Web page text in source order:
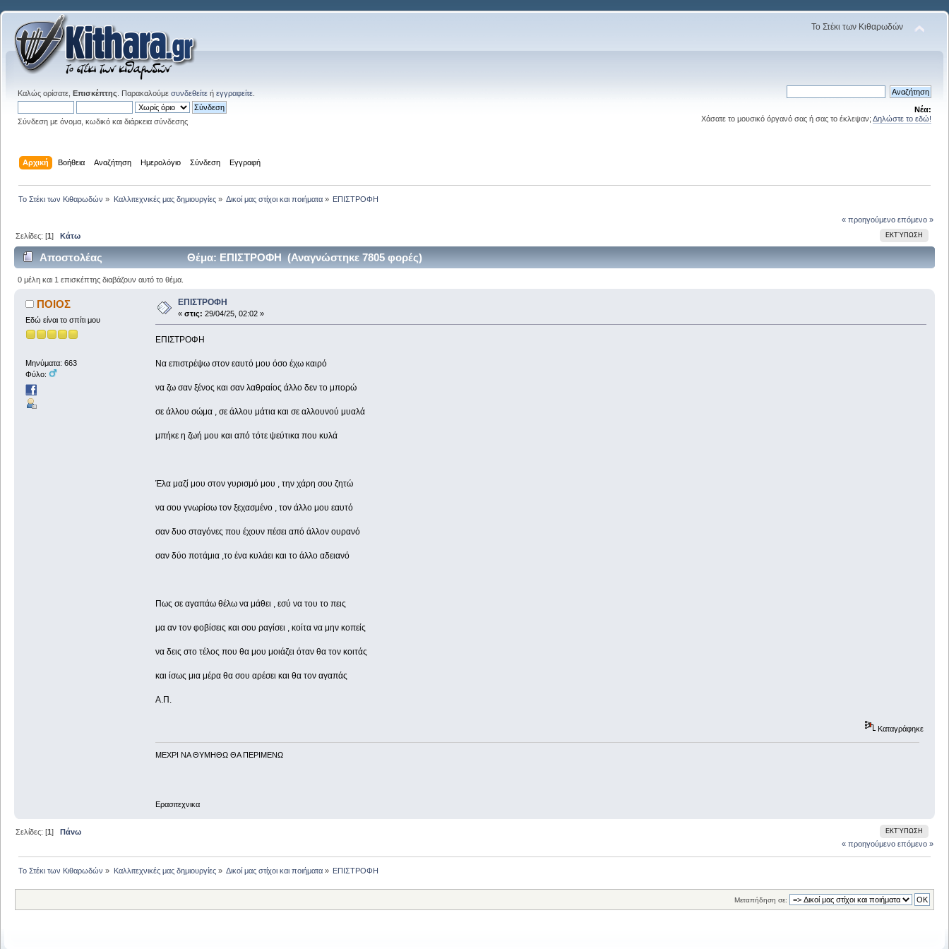
Το Στέκι των Κιθαρωδών
Καλώς ορίσατε, Επισκέπτης . Παρακαλούμε συνδεθείτε ή εγγραφείτε
Σύνδεση με όνομα, κωδικό και διάρκεια σύνδεσης
Νέα:
Χάσατε το μουσικό όργανό σας ή σας το έκλεψαν; Δηλώστε το εδώ!
Αρχική Βοήθεια Αναζήτηση Ημερολόγιο Σύνδεση Εγγραφή
Το Στέκι των Κιθαρωδών » Καλλιτεχνικές μας δημιουργίες» Δικοί μας στίχοι και ποιήματα» ΕΠΙΣΤΡΟΦΗ
« προηγούμενο επόμενο »
ΕΚΤΎΠΩΣΗ
Σελίδες: [1]Κάτω
Αποστολέας Θέμα: ΕΠΙΣΤΡΟΦΗ (Αναγνώστηκε 7805 φορές)
0 μέλη και 1 επισκέπτης διαβάζουν αυτό το θέμα.
ΠΟΙΟΣ
Εδώ είναι το σπίτι μου
Μηνύματα: 663
Φύλο:
ΕΠΙΣΤΡΟΦΗ
« στις: 29/04/25, 02:02 »
ΕΠΙΣΤΡΟΦΗ
Να επιστρέψω στον εαυτό μου όσο έχω καιρό
να ζω σαν ξένος και σαν λαθραίος άλλο δεν το μπορώ
σε άλλου σώμα , σε άλλου μάτια και σε αλλουνού μυαλά
μπήκε η ζωή μου και από τότε ψεύτικα που κυλά
Έλα μαζί μου στον γυρισμό μου , την χάρη σου ζητώ
να σου γνωρίσω τον ξεχασμένο , τον άλλο μου εαυτό
σαν δυο σταγόνες που έχουν πέσει από άλλον ουρανό
σαν δύο ποτάμια ,το ένα κυλάει και το άλλο αδειανό
Πως σε αγαπάω θέλω να μάθει , εσύ να του το πεις
μα αν τον φοβίσεις και σου ραγίσει , κοίτα να μην κοπείς
να δεις στο τέλος που θα μου μοιάζει όταν θα τον κοιτάς
και ίσως μια μέρα θα σου αρέσει και θα τον αγαπάς
Α.Π.
Καταγράφηκε
ΜΕΧΡΙ ΝΑ ΘΥΜHΘΩ ΘΑ ΠΕΡΙΜΕΝΩ
Ερασιτεχνικα
ΕΚΤΎΠΩΣΗ
Σελίδες: [1]
Πάνω
« προηγούμενο επόμενο »
Το Στέκι των Κιθαρωδών » Καλλιτεχνικές μας δημιουργίες» Δικοί μας στίχοι και ποιήματα» ΕΠΙΣΤΡΟΦΗ
Μεταπήδηση σε: